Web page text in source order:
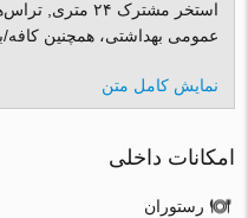
استخر مشترک ۲۴
عمومی بهداشتی، همچنین کافه/
نمایش کامل متن
امکانات داخلی
رستوران